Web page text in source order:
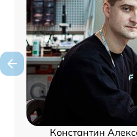
Константин